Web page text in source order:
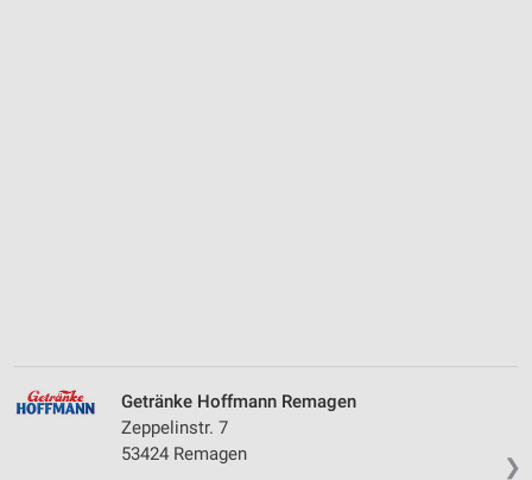
❯
Getränke Hoffmann Remagen
Zeppelinstr. 7
53424 Remagen